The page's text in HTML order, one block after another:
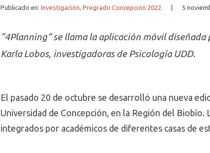
Publicado en: Investigación, Pregrado Concepción 2022 5
“4Planning” se llama la aplicación móvil
Karla Lobos, investigadoras de Psicología UDD.
El pasado 20 de octubre se desarrolló una nueva
Universidad de Concepción, en la Región del
integrados por académicos de diferentes casas de